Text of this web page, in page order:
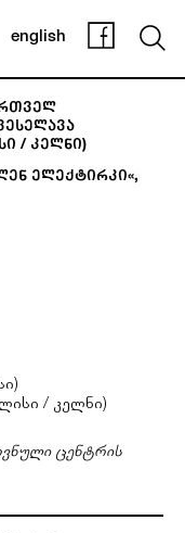
english
/ კელნი)
ელექტირკი«,
/ კელნი)
ცენტრის